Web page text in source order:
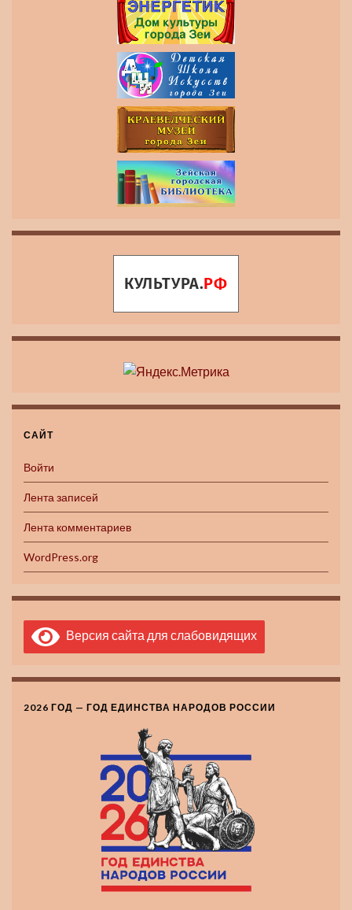
САЙТ
Войти
Лента записей
Лента комментариев
WordPress.org
Версия сайта для слабовидящих
2026 ГОД — ГОД ЕДИНСТВА НАРОДОВ РОССИИ